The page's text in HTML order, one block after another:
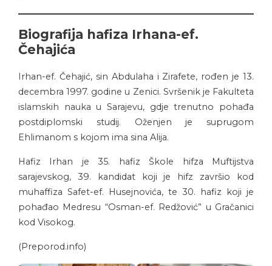
Biografija hafiza Irhana-ef.
Čehajića
Irhan-ef. Čehajić, sin Abdulaha i Zirafete, rođen je 13.
decembra 1997. godine u Zenici. Svršenik je Fakulteta
islamskih nauka u Sarajevu, gdje trenutno pohađa
postdiplomski studij. Oženjen je suprugom
Ehlimanom s kojom ima sina Alija.
Hafiz Irhan je 35. hafiz Škole hifza Muftijstva
sarajevskog, 39. kandidat koji je hifz završio kod
muhaffiza Safet-ef. Husejnovića, te 30. hafiz koji je
pohađao Medresu “Osman-ef. Redžović” u Gračanici
kod Visokog.
(Preporod.info)